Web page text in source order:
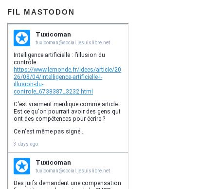
FIL MASTODON